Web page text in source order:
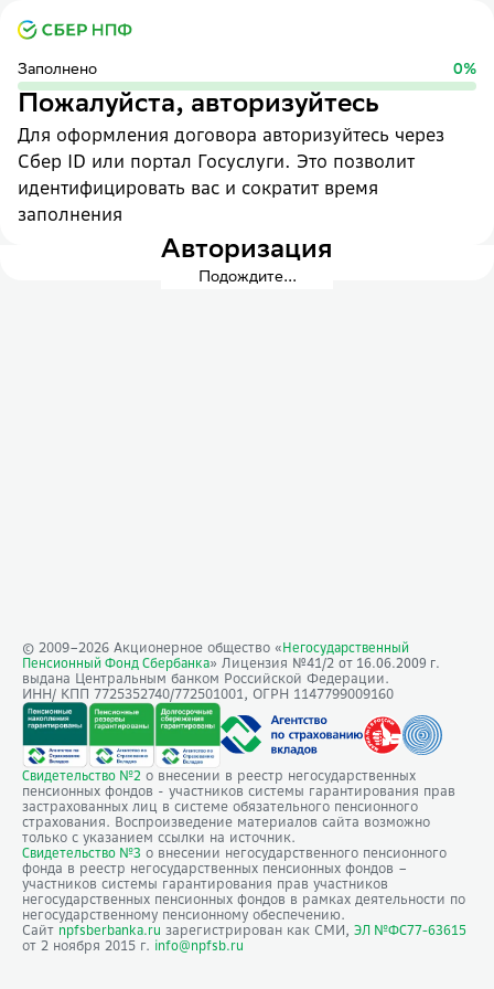
Заполнено 0%
Пожалуйста, авторизуйтесь
Для оформления договора авторизуйтесь через
Сбер ID или портал Госуслуги. Это позволит
идентифицировать вас и сократит время
заполнения
Авторизация
Подождите...
© 2009–2026 Акционерное общество « Негосударственный
Пенсионный Фонд Сбербанка» Лицензия №41/2 от 16.06.2009 г.
выдана Центральным банком Российской Федерации.
ИНН/ КПП 7725352740/772501001, ОГРН 1147799009160
Свидетельство №2 о внесении в реестр негосударственных
пенсионных фондов - участников системы гарантирования прав
застрахованных лиц в системе обязательного пенсионного
страхования. Воспроизведение материалов сайта возможно
только с указанием ссылки на источник.
Свидетельство №3 о внесении негосударственного пенсионного
фонда в реестр негосударственных пенсионных фондов –
участников системы гарантирования прав участников
негосударственных пенсионных фондов в рамках деятельности по
негосударственному пенсионному обеспечению.
Сайт npfsberbanka.ru зарегистрирован как СМИ, ЭЛ №ФС77-63615
от 2 ноября 2015 г. info@npfsb.ru